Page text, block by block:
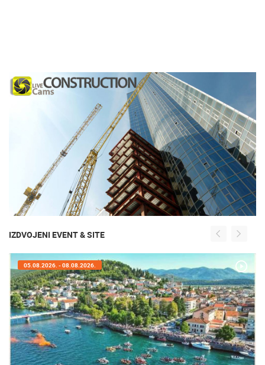
IZDVOJENI EVENT & SITE
05.08.2026. - 08.08.2026.